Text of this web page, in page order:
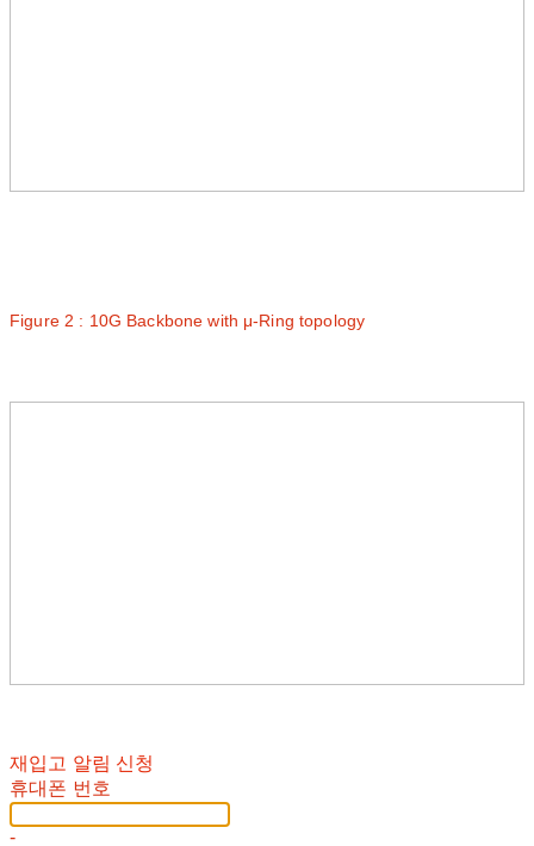
Figure 2 : 10G Backbone with μ-Ring topology
재입고 알림 신청
휴대폰 번호
-